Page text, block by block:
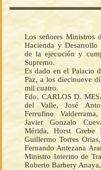
Los señores Ministros
Hacienda y Desarrollo
de la ejecución y
Supremo.
Es dado en el Palacio
Paz, a los diecinueve
mil cuatro.
Fdo. CARLOS D.
del Valle, José
Ferrufino
Javier Gonzalo
Mérida, Horst Grebe
Guillermo Torres
Fernando Antezana
Ministro Interino de
Roberto Barbery